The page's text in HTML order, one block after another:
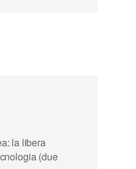
: la libera
(due